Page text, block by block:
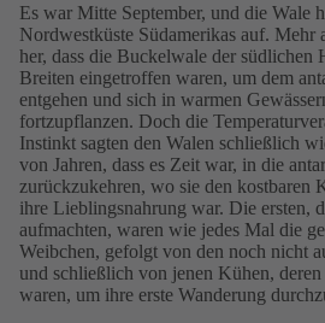
Es war Mitte September, und die Wale
Nordwestküste Südamerikas auf. Mehr
her, dass die Buckelwale der südlichen
Breiten eingetroffen waren, um dem
entgehen und sich in warmen
fortzupflanzen. Doch die
Instinkt sagten den Walen schließlich
von Jahren, dass es Zeit war, in die
zurückzukehren, wo sie den kostbaren
ihre Lieblingsnahrung war. Die ersten,
aufmachten, waren wie jedes Mal die
Weibchen, gefolgt von den noch nicht
und schließlich von jenen Kühen,
waren, um ihre erste Wanderung